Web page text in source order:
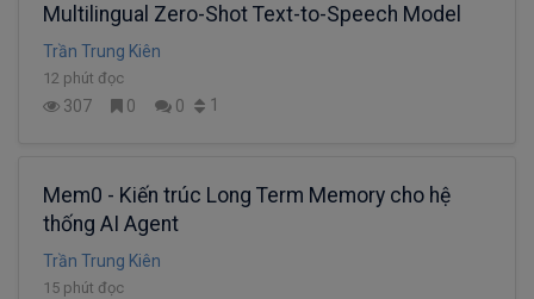
Multilingual Zero-Shot Text-to-Speech Model
Trần Trung Kiên
12 phút đọc
307 0 0 1
Mem0 - Kiến trúc Long Term Memory cho hệ
thống AI Agent
Trần Trung Kiên
15 phút đọc